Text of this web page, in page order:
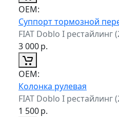
ОЕМ:
Суппорт тормозной
FIAT Doblo I рестайлинг
3 000р.
ОЕМ:
Колонка рулевая
FIAT Doblo I рестайлинг
1 500р.